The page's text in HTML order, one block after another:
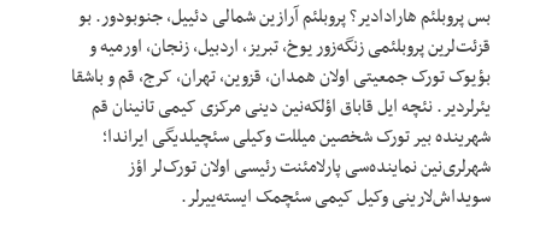
بس پروبلئم هارادادیر؟ پروبلئم آرازین شمالی دئییل، جنوبودور. بو
قزئت‌لرین پروبلئمی زنگه‌زور یوخ، تبریز، اردبیل، زنجان، اورمیه و
بؤیوک تورک جمعیتی اولان همدان، قزوین، تهران، کرج، قم و باشقا
یئرلردیر. نئچه ایل قاباق اؤلکه‌نین دینی مرکزی کیمی تانینان قم
شهرینده بیر تورک شخصین میللت وکیلی سئچیلدیگی ایراندا؛
شهرلری‌نین نماینده‌سی پارلامئنت رئیسی اولان تورک‌لر اؤز
سویداش‌لارینی وکیل کیمی سئچمک ایسته‌ییرلر.